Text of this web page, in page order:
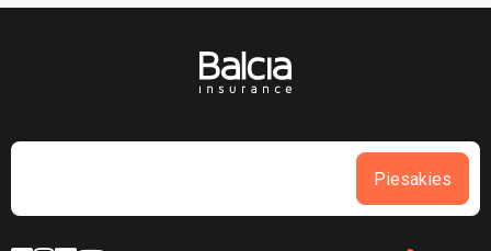
Piesakies